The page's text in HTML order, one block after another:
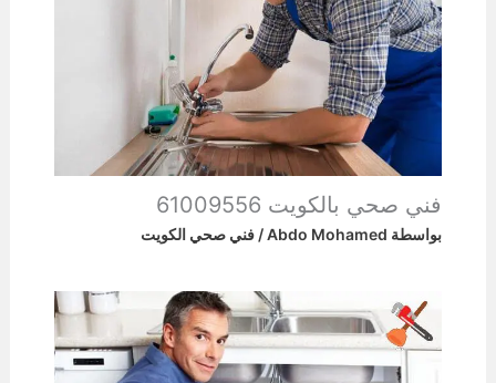
فني صحي بالكويت 61009556
بواسطة Abdo Mohamed
/ فني صحي الكويت